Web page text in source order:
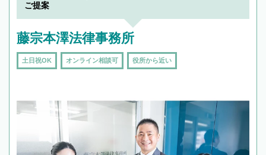
ご提案
藤宗本澤法律事務所
土日祝OK オンライン相談可 役所から近い